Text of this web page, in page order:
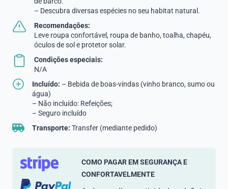
– Descubra diversas espécies no seu habitat natural.
Recomendações:
Leve roupa confortável, roupa de banho, toalha, chapéu,
óculos de sol e protetor solar.
Condições especiais:
N/A
Incluído: – Bebida de boas-vindas (vinho branco, sumo ou
água)
– Não incluído: Refeições;
– Seguro incluído
Transporte: Transfer (mediante pedido)
COMO PAGAR EM SEGURANÇA E
CONFORTAVELMENTE